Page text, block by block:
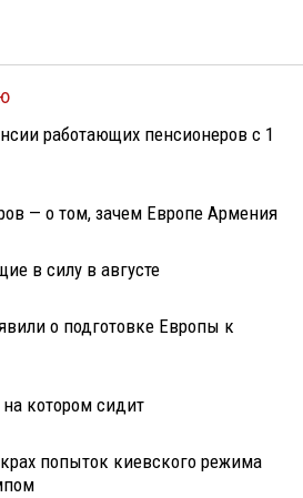
работающих пенсионеров с 1
— о том, зачем Европе Армения
в силу в августе
о подготовке Европы к
на котором сидит
попыток киевского режима